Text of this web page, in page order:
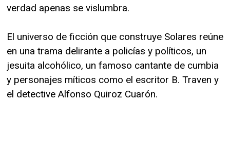
verdad apenas se vislumbra.
El universo de ficción que construye Solares reúne
en una trama delirante a policías y políticos, un
jesuita alcohólico, un famoso cantante de cumbia
y personajes míticos como el escritor B. Traven y
el detective Alfonso Quiroz Cuarón.